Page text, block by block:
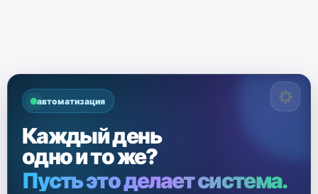
автоматизация
Каждый день
одно и то же?
Пусть это делает система.